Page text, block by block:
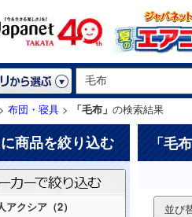
布団・寝具 > 「毛布」 の検索結果
商品を絞り込む
アクシア（2）
「毛布
並び